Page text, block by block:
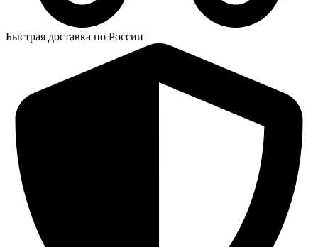
Быстрая доставка по России